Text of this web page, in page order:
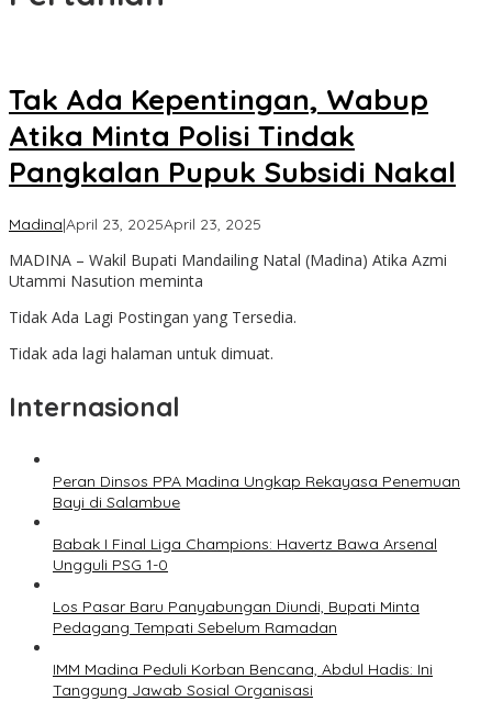
Tak Ada Kepentingan, Wabup
Atika Minta Polisi Tindak
Pangkalan Pupuk Subsidi Nakal
Madina|April 23, 2025April 23, 2025
MADINA – Wakil Bupati Mandailing Natal (Madina) Atika Azmi
Utammi Nasution meminta
Tidak Ada Lagi Postingan yang Tersedia.
Tidak ada lagi halaman untuk dimuat.
Internasional
Peran Dinsos PPA Madina Ungkap Rekayasa Penemuan
Bayi di Salambue
Babak I Final Liga Champions: Havertz Bawa Arsenal
Ungguli PSG 1-0
Los Pasar Baru Panyabungan Diundi, Bupati Minta
Pedagang Tempati Sebelum Ramadan
IMM Madina Peduli Korban Bencana, Abdul Hadis: Ini
Tanggung Jawab Sosial Organisasi